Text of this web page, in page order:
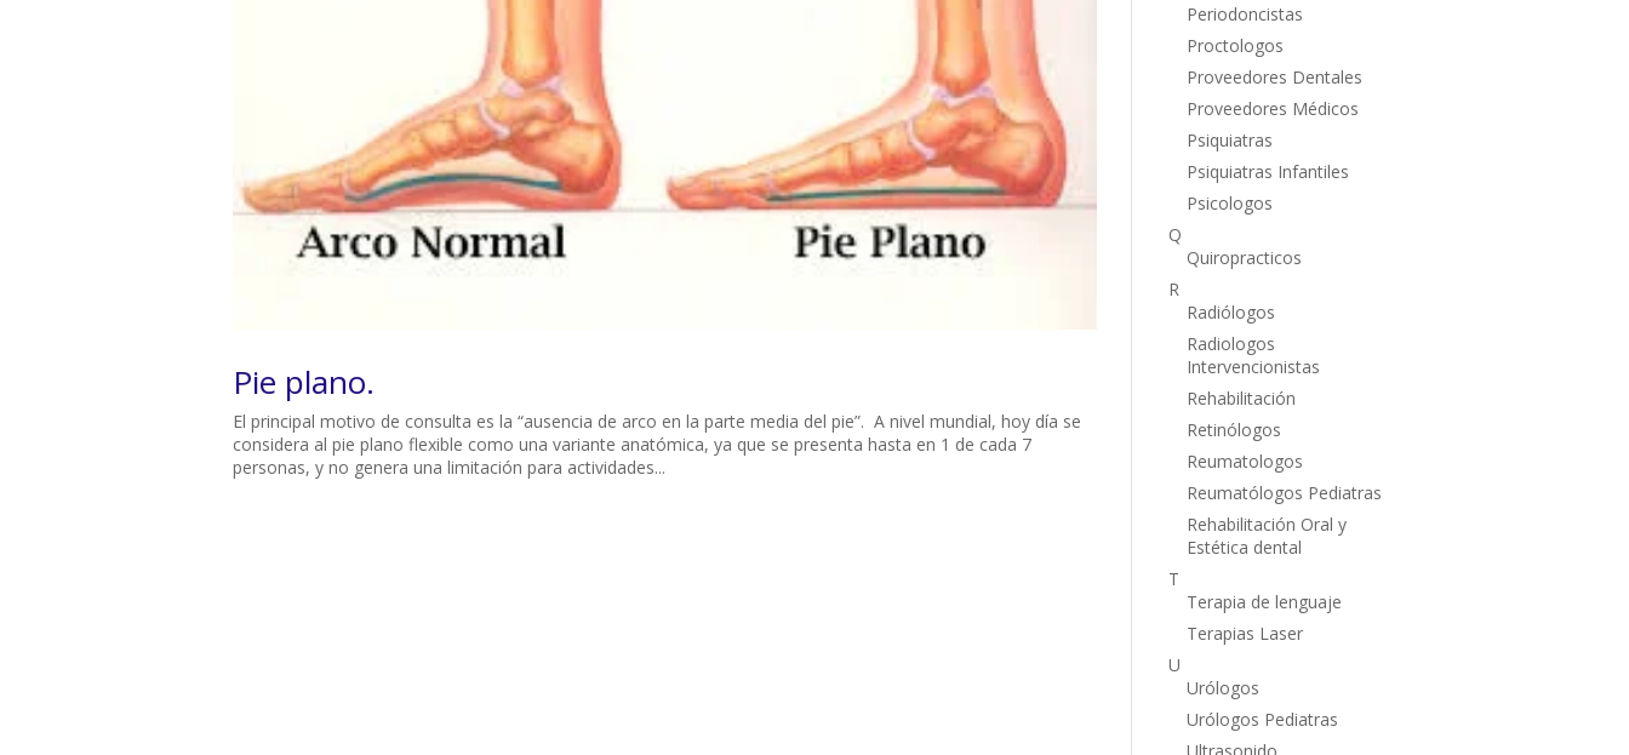
Pie plano.
El principal motivo de consulta es la “ausencia de arco en la parte media del pie”. A nivel mundial, hoy día se
considera al pie plano flexible como una variante anatómica, ya que se presenta hasta en 1 de cada 7
personas, y no genera una limitación para actividades...
Periodoncistas
Proctologos
Proveedores Dentales
Proveedores Médicos
Psiquiatras
Psiquiatras Infantiles
Psicologos
Q
Quiropracticos
R
Radiólogos
Radiologos
Intervencionistas
Rehabilitación
Retinólogos
Reumatologos
Reumatólogos Pediatras
Rehabilitación Oral y
Estética dental
T
Terapia de lenguaje
Terapias Laser
U
Urólogos
Urólogos Pediatras
Ultrasonido